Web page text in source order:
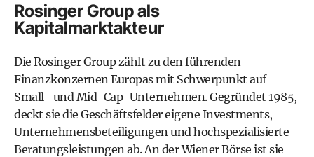
Rosinger Group als
Kapitalmarktakteur
Die Rosinger Group zählt zu den führenden
Finanzkonzernen Europas mit Schwerpunkt auf
Small- und Mid-Cap-Unternehmen. Gegründet 1985,
deckt sie die Geschäftsfelder eigene Investments,
Unternehmensbeteiligungen und hochspezialisierte
Beratungsleistungen ab. An der Wiener Börse ist sie